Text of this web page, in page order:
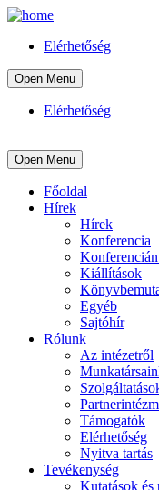
Elérhetőség
Open Menu
Elérhetőség
Open Menu
Főoldal
Hírek
Hírek
Konferencia
Kiállítások
Egyéb
Sajtóhír
Rólunk
Az intézetről
Támogatók
Elérhetőség
Nyitva tartás
Tevékenység
Kutatások és